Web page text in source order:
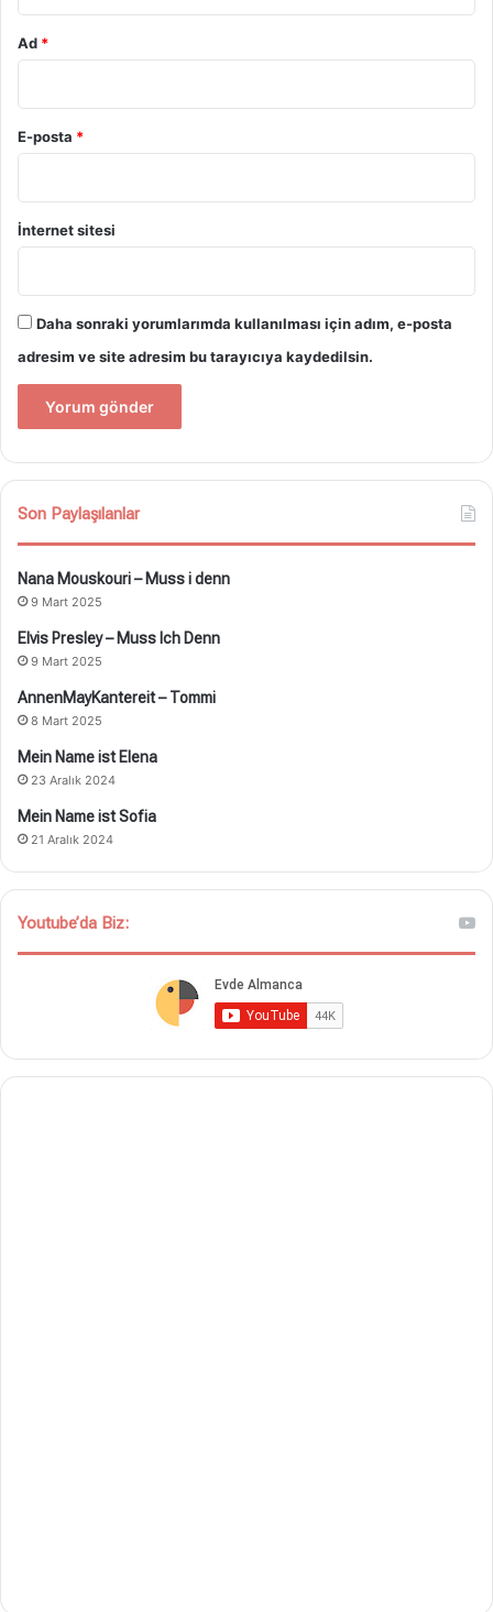
Ad *
E-posta *
İnternet sitesi
Daha sonraki yorumlarımda kullanılması için adım, e-posta
adresim ve site adresim bu tarayıcıya kaydedilsin.
Son Paylaşılanlar
Nana Mouskouri – Muss i denn
9 Mart 2025
Elvis Presley – Muss Ich Denn
9 Mart 2025
AnnenMayKantereit – Tommi
8 Mart 2025
Mein Name ist Elena
23 Aralık 2024
Mein Name ist Sofia
21 Aralık 2024
Youtube’da Biz: